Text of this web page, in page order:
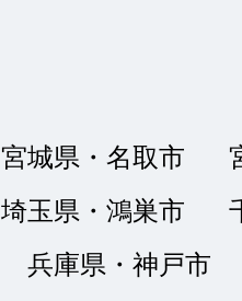
メンテナンスもき
宮城県・名取市
埼玉県・鴻巣市
兵庫県・神戸市